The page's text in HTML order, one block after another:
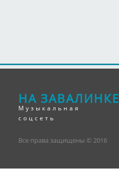
НА ЗАВАЛИНКЕ
Музыкальная
соцсеть
Все права защищены © 2016